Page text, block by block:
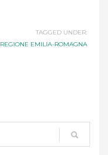
TAGGED UNDER:
REGIONE EMILIA-ROMAGNA